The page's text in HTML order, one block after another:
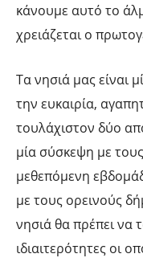
κάνουμε αυτό το
χρειάζεται ο
Τα νησιά μας είναι
την ευκαιρία,
τουλάχιστον δύο
μία σύσκεψη με
μεθεπόμενη
με τους ορεινούς
νησιά θα πρέπει να
ιδιαιτερότητες οι